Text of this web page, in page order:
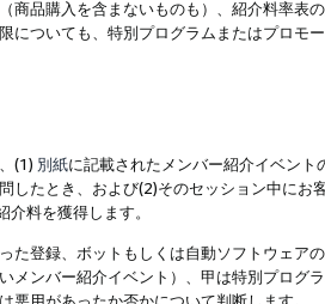
商品購入を含まないものも）、紹介料率表
についても、特別プログラムまたはプロモ
(1) 別紙に記載されたメンバー紹介イベント
したとき、および(2)そのセッション中にお
料を獲得します。
た登録、ボットもしくは自動ソフトウェア
メンバー紹介イベント）、甲は特別プログ
用があったか否かについて判断します。